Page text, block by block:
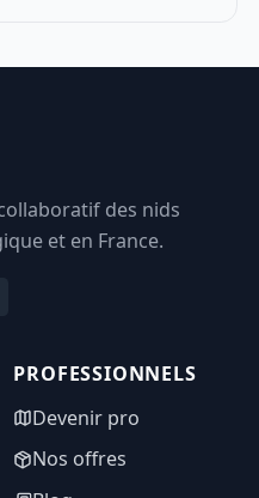
des nids
et en France.
PROFESSIONNELS
Devenir pro
Nos offres